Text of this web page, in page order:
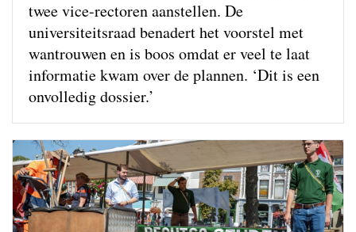
twee vice-rectoren aanstellen. De
universiteitsraad benadert het voorstel met
wantrouwen en is boos omdat er veel te laat
informatie kwam over de plannen. ‘Dit is een
onvolledig dossier.’